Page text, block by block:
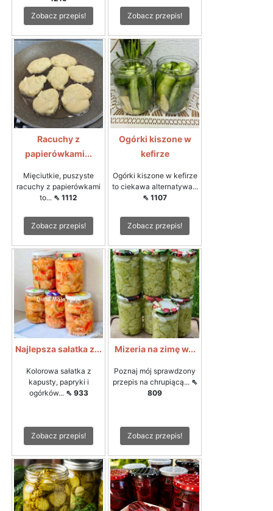
Zobacz przepis!
Zobacz przepis!
Racuchy z
papierówkami...
Mięciutkie, puszyste
racuchy z papierówkami
to... ⇖ 1112
Zobacz przepis!
Ogórki kiszone w
kefirze
Ogórki kiszone w kefirze
to ciekawa alternatywa...
⇖ 1107
Zobacz przepis!
Najlepsza sałatka z...
Kolorowa sałatka z
kapusty, papryki i
ogórków... ⇖ 933
Zobacz przepis!
Mizeria na zimę w...
Poznaj mój sprawdzony
przepis na chrupiącą... ⇖
809
Zobacz przepis!